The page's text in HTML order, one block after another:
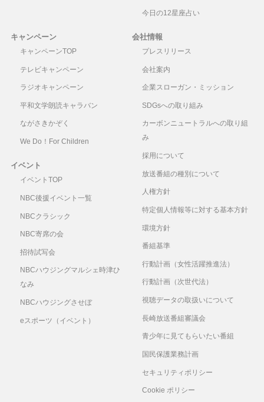
今日の12星座占い
キャンペーン
キャンペーンTOP
テレビキャンペーン
ラジオキャンペーン
平和文学朗読キャラバン
ながさきかぞく
We Do！For Children
イベント
イベントTOP
NBC後援イベント一覧
NBCクラシック
NBC寄席の会
招待試写会
NBCハウジングマルシェ時津ひ
なみ
NBCハウジングさせぼ
eスポーツ（イベント）
会社情報
プレスリリース
会社案内
企業スローガン・ミッション
SDGsへの取り組み
カーボンニュートラルへの取り組
み
採用について
放送番組の種別について
人権方針
特定個人情報等に対する基本方針
環境方針
番組基準
行動計画（女性活躍推進法）
行動計画（次世代法）
視聴データの取扱いについて
長崎放送番組審議会
青少年に見てもらいたい番組
国民保護業務計画
セキュリティポリシー
Cookie ポリシー